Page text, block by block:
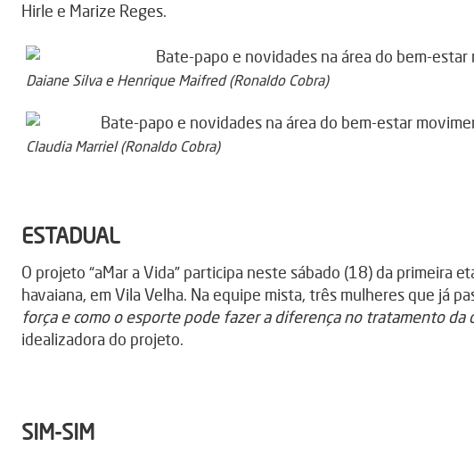
Hirle e Marize Reges.
Daiane Silva e Henrique Maifred (Ronaldo Cobra)
Claudia Marriel (Ronaldo Cobra)
ESTADUAL
O projeto “aMar a Vida” participa neste sábado (18) da primeira
havaiana, em Vila Velha. Na equipe mista, três mulheres que já
força e como o esporte pode fazer a diferença no tratamento da
idealizadora do projeto.
SIM-SIM